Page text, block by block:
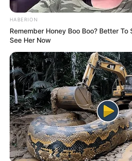
(foto:
HABERION
Remember Honey Boo Boo? Better To
See Her Now